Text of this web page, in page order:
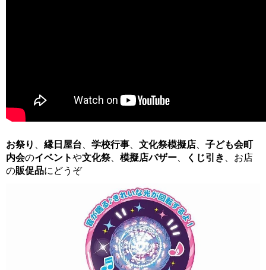
お祭り 縁日屋台 学校行事 文化祭模擬店 子ども会町
内会のイベントや文化祭、 模擬店バザー くじ引き
、お店
の販促品にどうぞ